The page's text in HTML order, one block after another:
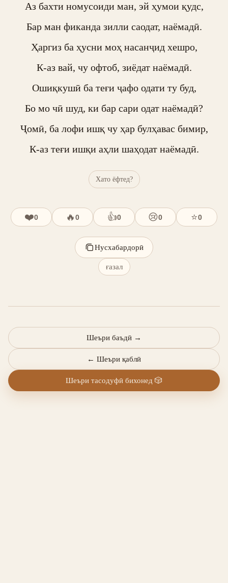
Аз бахти номусоиди ман, эй ҳумои қудс,
Бар ман фиканда зилли саодат, наёмадӣ.
Ҳаргиз ба ҳусни моҳ насанҷид хешро,
К-аз вай, чу офтоб, зиёдат наёмадӣ.
Ошиқкушӣ ба теғи ҷафо одати ту буд,
Бо мо чӣ шуд, ки бар сари одат наёмадӣ?
Ҷомӣ, ба лофи ишқ чу ҳар булҳавас бимир,
К-аз теғи ишқи аҳли шаҳодат наёмадӣ.
Хато ёфтед?
❤️0 🔥0 👍0 😢0 ⭐0
Нусхабардорӣ
ғазал
← Шеъри қаблӣ
Шеъри баъдӣ →
Шеъри тасодуфӣ бихонед 🎲